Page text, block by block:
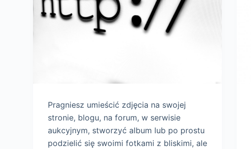
Pragniesz umieścić zdjęcia na swojej
stronie, blogu, na forum, w serwisie
aukcyjnym, stworzyć album lub po prostu
podzielić się swoimi fotkami z bliskimi, ale